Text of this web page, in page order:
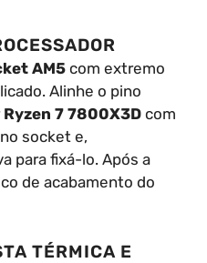
AM5 com extremo
Alinhe o pino
Ryzen 7 7800X3D com
socket e,
para fixá-lo. Após a
de acabamento do
TÉRMICA E